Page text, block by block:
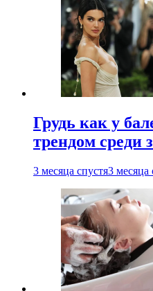
Грудь как у
трендом среди
3 месяца спустя3 месяца